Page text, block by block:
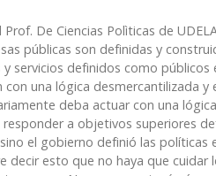
Prof. De Ciencias Polìticas de
públicas son definidas y
y servicios definidos como públicos
con una lógica desmercantilizada
deba actuar con una
responder a objetivos superiores
el gobierno definió las
decir esto que no haya que